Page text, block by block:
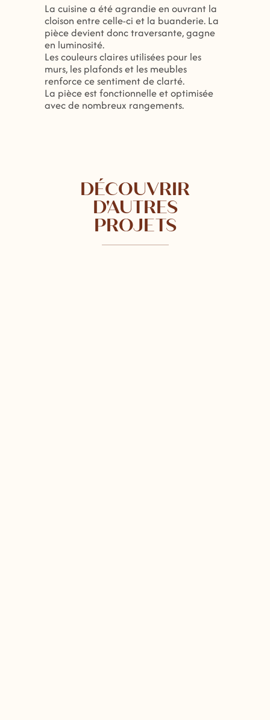
La cuisine a été agrandie en ouvrant la
cloison entre celle-ci et la buanderie. La
pièce devient donc traversante, gagne
en luminosité.
Les couleurs claires utilisées pour les
murs, les plafonds et les meubles
renforce ce sentiment de clarté.
La pièce est fonctionnelle et optimisée
avec de nombreux rangements.
DÉCOUVRIR
D'AUTRES
PROJETS